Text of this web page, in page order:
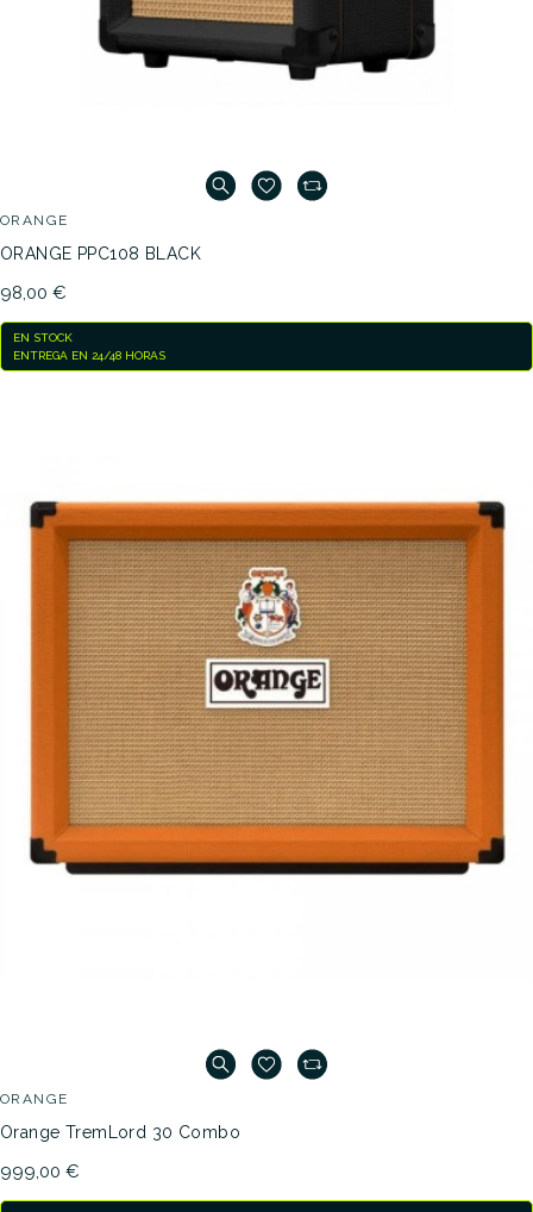
ORANGE
ORANGE PPC108 BLACK
98,00 €
EN STOCK
ENTREGA EN 24/48 HORAS
ORANGE
Orange TremLord 30 Combo
999,00 €